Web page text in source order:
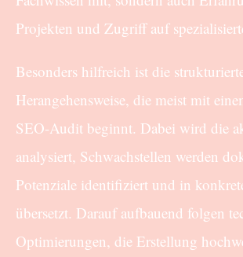
Projekten und Zugriff auf
Besonders hilfreich ist die
Herangehensweise, die meist mit
SEO-Audit beginnt. Dabei wird die
analysiert, Schwachstellen werden
Potenziale identifiziert und in
übersetzt. Darauf aufbauend folgen
Optimierungen, die Erstellung